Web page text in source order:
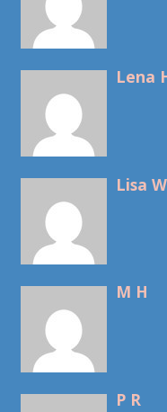
Lena
Lisa W
M H
P R